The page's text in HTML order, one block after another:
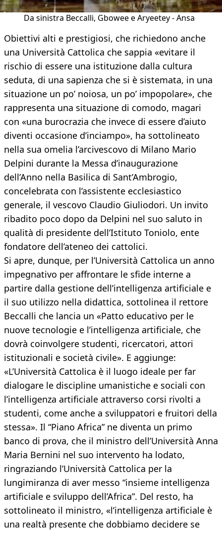
Da sinistra Beccalli, Gbowee e Aryeetey - Ansa
Obiettivi alti e prestigiosi, che richiedono anche
una Università Cattolica che sappia «evitare il
rischio di essere una istituzione dalla cultura
seduta, di una sapienza che si è sistemata, in una
situazione un po’ noiosa, un po’ impopolare», che
rappresenta una situazione di comodo, magari
con «una burocrazia che invece di essere d’aiuto
diventi occasione d’inciampo», ha sottolineato
nella sua omelia l’arcivescovo di Milano Mario
Delpini durante la Messa d’inaugurazione
dell’Anno nella Basilica di Sant’Ambrogio,
concelebrata con l’assistente ecclesiastico
generale, il vescovo Claudio Giuliodori. Un invito
ribadito poco dopo da Delpini nel suo saluto in
qualità di presidente dell’Istituto Toniolo, ente
fondatore dell’ateneo dei cattolici.
Si apre, dunque, per l’Università Cattolica un anno
impegnativo per affrontare le sfide interne a
partire dalla gestione dell’intelligenza artificiale e
il suo utilizzo nella didattica, sottolinea il rettore
Beccalli che lancia un «Patto educativo per le
nuove tecnologie e l’intelligenza artificiale, che
dovrà coinvolgere studenti, ricercatori, attori
istituzionali e società civile». E aggiunge:
«L’Università Cattolica è il luogo ideale per far
dialogare le discipline umanistiche e sociali con
l’intelligenza artificiale attraverso corsi rivolti a
studenti, come anche a sviluppatori e fruitori della
stessa». Il “Piano Africa” ne diventa un primo
banco di prova, che il ministro dell’Università Anna
Maria Bernini nel suo intervento ha lodato,
ringraziando l’Università Cattolica per la
lungimiranza di aver messo “insieme intelligenza
artificiale e sviluppo dell’Africa”. Del resto, ha
sottolineato il ministro, «l’intelligenza artificiale è
una realtà presente che dobbiamo decidere se